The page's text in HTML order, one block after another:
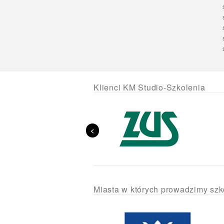
Klienci KM Studio-Szkolenia
<
Miasta w których prowadzimy